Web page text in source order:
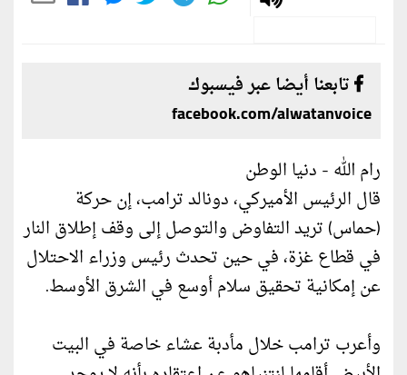
تابعنا أيضا عبر فيسبوك
facebook.com/alwatanvoice
رام الله - دنيا الوطن
قال الرئيس الأميركي، دونالد ترامب، إن حركة
(حماس) تريد التفاوض والتوصل إلى وقف إطلاق النار
في قطاع غزة، في حين تحدث رئيس وزراء الاحتلال
عن إمكانية تحقيق سلام أوسع في الشرق الأوسط.
وأعرب ترامب خلال مأدبة عشاء خاصة في البيت